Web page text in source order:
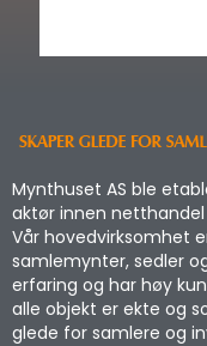
Mynthuset AS ble
aktør innen
Vår hovedvirksomhet
samlemynter, sedler
erfaring og har høy
alle objekt er ekte og
glede for samlere og